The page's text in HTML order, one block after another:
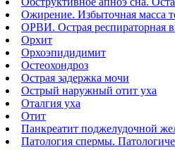
Ожирение. Избыточная масса
ОРВИ. Острая респираторная
Орхит
Орхоэпидидимит
Остеохондроз
Острая задержка мочи
Острый наружный отит уха
Оталгия уха
Отит
Панкреатит поджелудочной
Патология спермы.